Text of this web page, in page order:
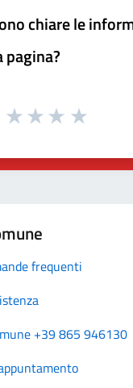
chiare le
pagina?
frequenti
+39 865 946130